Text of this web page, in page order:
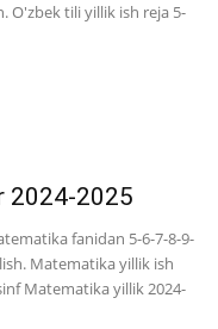
O'zbek tili yillik ish reja 5-
2024-2025
fanidan 5-6-7-8-9-
Matematika yillik ish
Matematika yillik 2024-